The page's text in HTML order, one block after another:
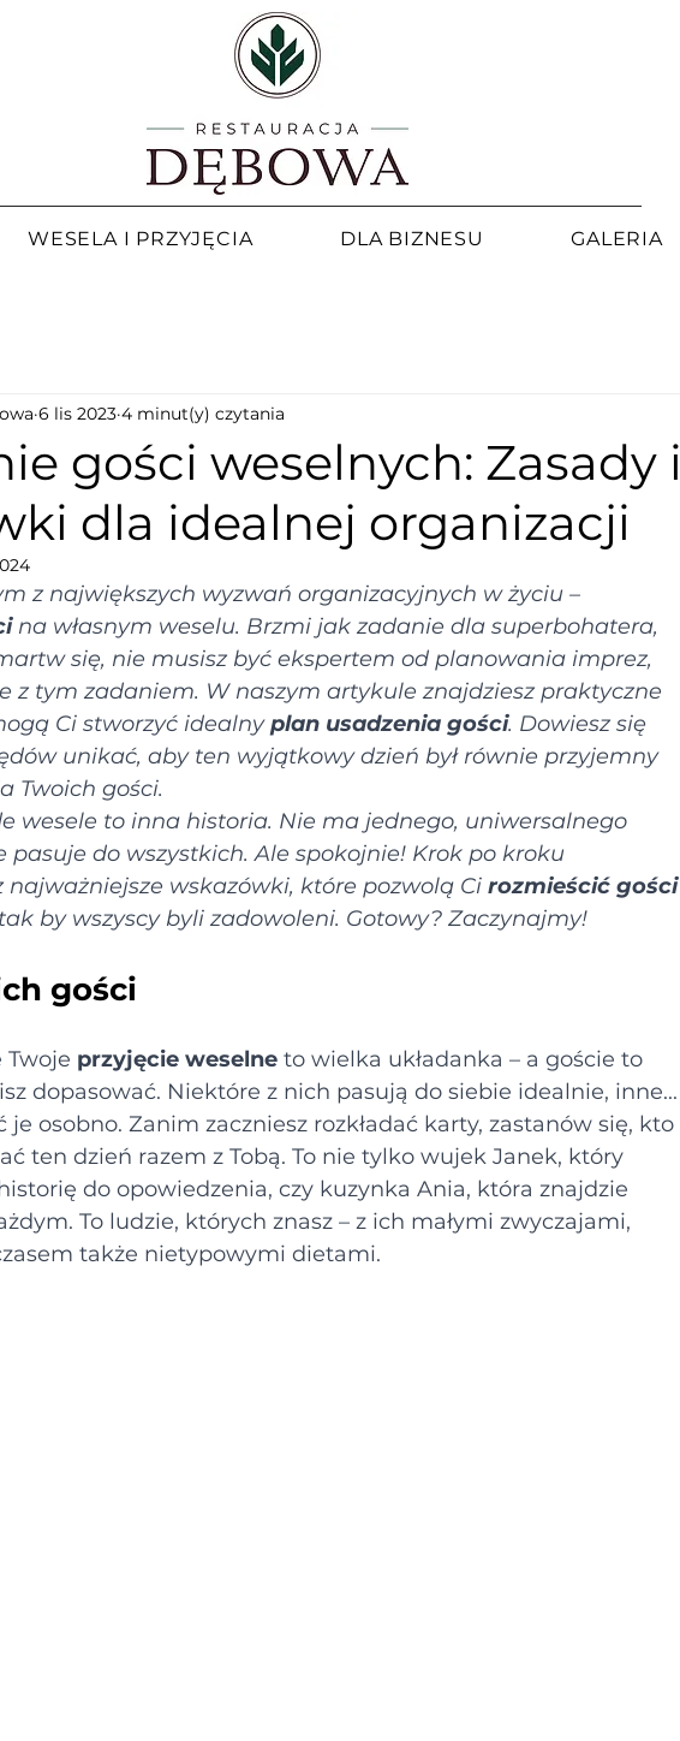
WESELA I PRZYJĘCIA DLA BIZNESU GALERIA
gości weselnych: Zasady i
dla idealnej organizacji
6 lis 2023 4 minut(y) czytania
z największych wyzwań organizacyjnych w życiu –
na własnym weselu. Brzmi jak zadanie dla superbohatera,
się, nie musisz być ekspertem od planowania imprez,
z tym zadaniem. W naszym artykule znajdziesz praktyczne
Ci stworzyć idealny plan usadzenia gości. Dowiesz się
unikać, aby ten wyjątkowy dzień był równie przyjemny
Twoich gości.
wesele to inna historia. Nie ma jednego, uniwersalnego
pasuje do wszystkich. Ale spokojnie! Krok po kroku
najważniejsze wskazówki, które pozwolą Ci rozmieścić gości
by wszyscy byli zadowoleni. Gotowy? Zaczynajmy!
gości
Twoje przyjęcie weselne to wielka układanka – a goście to
dopasować. Niektóre z nich pasują do siebie idealnie, inne...
je osobno. Zanim zaczniesz rozkładać karty, zastanów się, kto
ten dzień razem z Tobą. To nie tylko wujek Janek, który
do opowiedzenia, czy kuzynka Ania, która znajdzie
To ludzie, których znasz – z ich małymi zwyczajami,
także nietypowymi dietami.